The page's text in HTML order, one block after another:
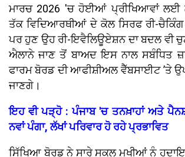
ਮਾਰਚ 2026 'ਚ ਹੋਈਆਂ ਪ੍ਰੀਖਿਆਵਾਂ ਲਈ
ਤੱਕ ਵਿਦਿਆਰਥੀਆਂ ਦੇ ਕੋਲ ਸਿਰਫ ਰੀ-ਚੈਕਿੰਗ
ਪਰ ਹੁਣ ਉਹ ਰੀ-ਇਵੈਲਿਊਏਸ਼ਨ ਦਾ ਬਦਲ ਵੀ
ਐਲਾਨੇ ਜਾਣ ਤੋਂ ਬਾਅਦ ਇਸ ਨਾਲ ਸਬੰਧਿਤ
ਫਾਰਮ ਬੋਰਡ ਦੀ ਆਫੀਸ਼ੀਅਲ ਵੈੱਬਸਾਈਟ ’ਤੇ
ਜਾਣਗੇ।
ਇਹ ਵੀ ਪੜ੍ਹੋ : ਪੰਜਾਬ 'ਚ ਤਨਖ਼ਾਹਾਂ ਅਤੇ
ਨਵਾਂ ਪੰਗਾ, ਲੱਖਾਂ ਪਰਿਵਾਰ ਹੋ ਰਹੇ ਪ੍ਰਭਾਵਿਤ
ਸਿੱਖਿਆ ਬੋਰਡ ਨੇ ਸਾਰੇ ਸਕੂਲ ਮੁਖੀਆਂ ਨੂੰ